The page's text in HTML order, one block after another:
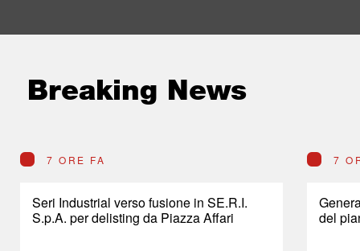
Breaking News
7 ORE FA
Seri Industrial verso fusione in SE.R.I.
S.p.A. per delisting da Piazza Affari
7
del